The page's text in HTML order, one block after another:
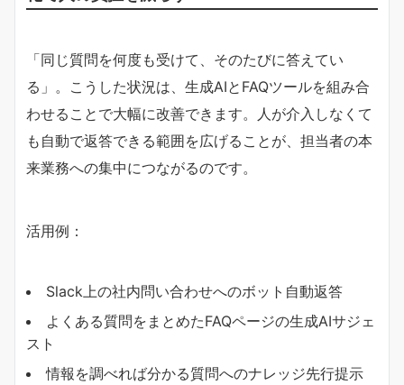
「同じ質問を何度も受けて、そのたびに答えてい
る」。こうした状況は、生成AIとFAQツールを組み合
わせることで大幅に改善できます。人が介入しなくて
も自動で返答できる範囲を広げることが、担当者の本
来業務への集中につながるのです。
活用例：
Slack上の社内問い合わせへのボット自動返答
よくある質問をまとめたFAQページの生成AIサジェ
スト
情報を調べれば分かる質問へのナレッジ先行提示